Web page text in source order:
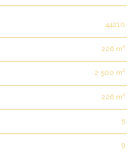
44210
226 m²
2 500 m²
226 m²
5
9